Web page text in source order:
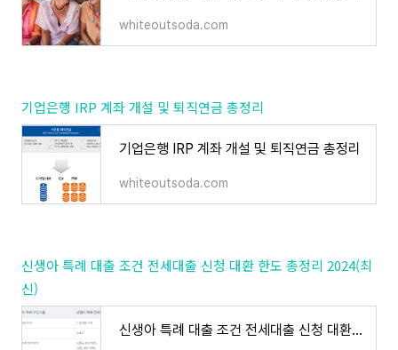
whiteoutsoda.com
기업은행 IRP 계좌 개설 및 퇴직연금 총정리
기업은행 IRP 계좌 개설 및 퇴직연금 총정리
whiteoutsoda.com
신생아 특례 대출 조건 전세대출 신청 대환 한도 총정리 2024(최
신)
신생아 특례 대출 조건 전세대출 신청 대환 한도 총정리 2024(최신)